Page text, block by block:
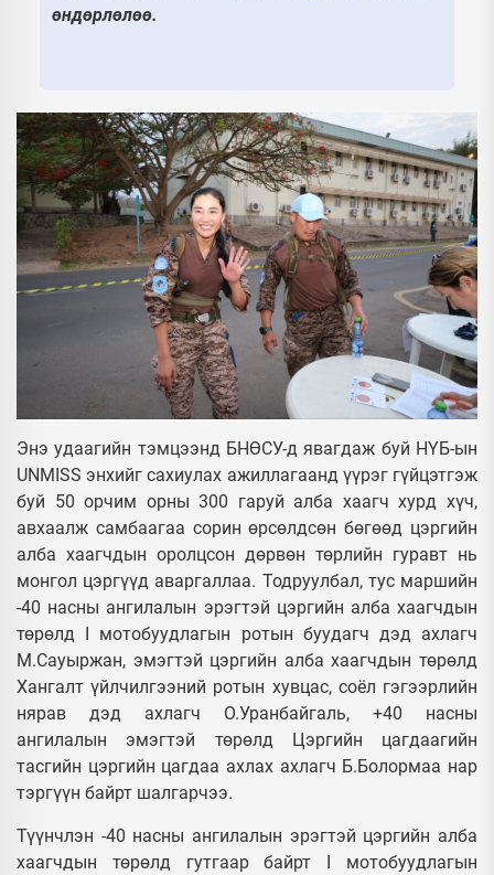
өндөрлөлөө.
Энэ удаагийн тэмцээнд БНӨСУ-д явагдаж буй НҮБ-ын
UNMISS энхийг сахиулах ажиллагаанд үүрэг гүйцэтгэж
буй 50 орчим орны 300 гаруй алба хаагч хурд хүч,
авхаалж самбаагаа сорин өрсөлдсөн бөгөөд цэргийн
алба хаагчдын оролцсон дөрвөн төрлийн гуравт нь
монгол цэргүүд аваргаллаа. Тодруулбал, тус маршийн
-40 насны ангилалын эрэгтэй цэргийн алба хаагчдын
төрөлд I мотобуудлагын ротын буудагч дэд ахлагч
М.Сауыржан, эмэгтэй цэргийн алба хаагчдын төрөлд
Хангалт үйлчилгээний ротын хувцас, соёл гэгээрлийн
нярав дэд ахлагч О.Уранбайгаль, +40 насны
ангилалын эмэгтэй төрөлд Цэргийн цагдаагийн
тасгийн цэргийн цагдаа ахлах ахлагч Б.Болормаа нар
тэргүүн байрт шалгарчээ.
Түүнчлэн -40 насны ангилалын эрэгтэй цэргийн алба
хаагчдын төрөлд гутгаар байрт I мотобуудлагын